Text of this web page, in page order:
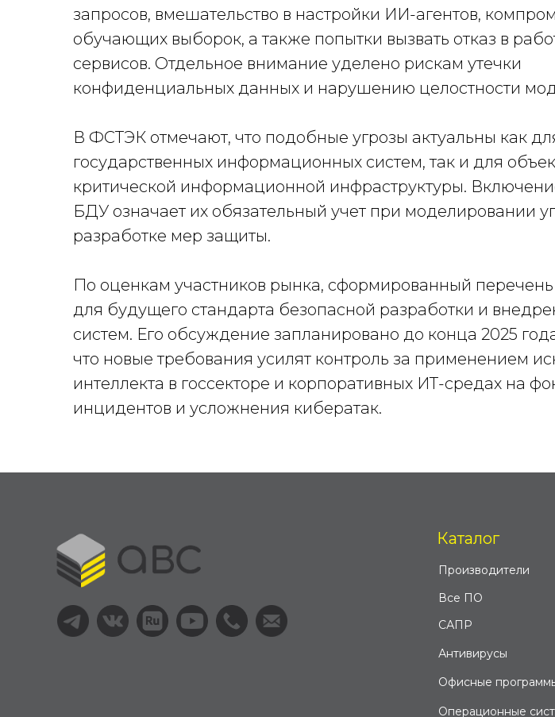
запросов, вмешательство в настройки ИИ-агентов,
обучающих выборок, а также попытки вызвать отказ в
сервисов. Отдельное внимание уделено рискам утечки
конфиденциальных данных и нарушению целостности
В ФСТЭК отмечают, что подобные угрозы актуальны как
государственных информационных систем, так и для
критической информационной инфраструктуры.
БДУ означает их обязательный учет при моделировании
разработке мер защиты.
По оценкам участников рынка, сформированный перечень
для будущего стандарта безопасной разработки и
систем. Его обсуждение запланировано до конца 2025
что новые требования усилят контроль за применением
интеллекта в госсекторе и корпоративных ИТ-средах на
инцидентов и усложнения кибератак.
Все ПО
Производители
Антивирусы
Офисные
Каталог
Операционные
САПР